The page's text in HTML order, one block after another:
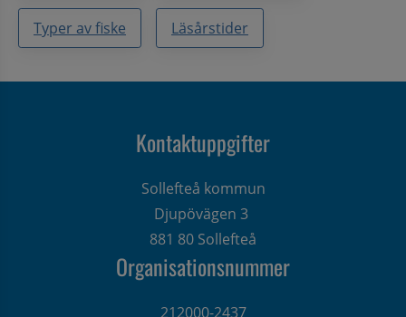
Typer av fiske Läsårstider
Kontaktuppgifter
Sollefteå kommun
Djupövägen 3
881 80 Sollefteå
Organisationsnummer
212000-2437